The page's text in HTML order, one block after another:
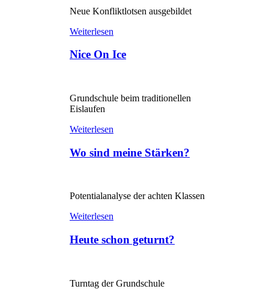
Neue Konfliktlotsen ausgebildet
Weiterlesen
Nice On Ice
Grundschule beim traditionellen
Eislaufen
Weiterlesen
Wo sind meine Stärken?
Potentialanalyse der achten Klassen
Weiterlesen
Heute schon geturnt?
Turntag der Grundschule